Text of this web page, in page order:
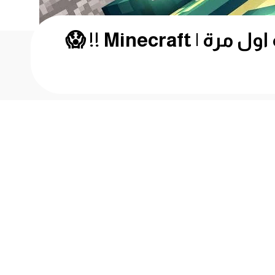
ماين كرافت مودات : البحث عن بوابة التنين – راح نختم اللعبة اول مرة | Minecraft !! 😱